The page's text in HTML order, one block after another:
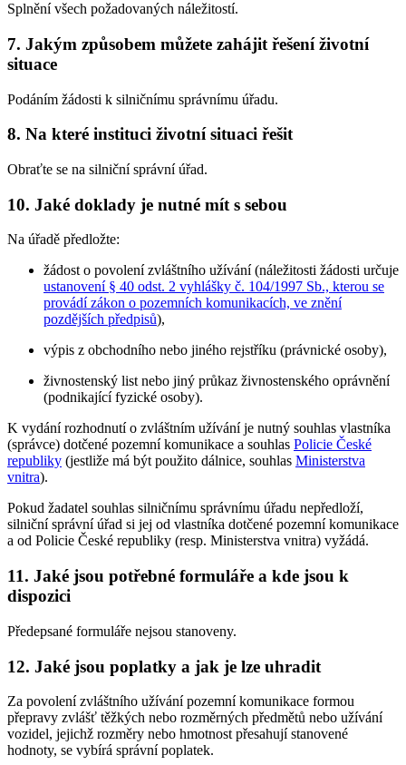
Splnění všech požadovaných náležitostí.
7. Jakým způsobem můžete zahájit řešení životní
situace
Podáním žádosti k silničnímu správnímu úřadu.
8. Na které instituci životní situaci řešit
Obraťte se na silniční správní úřad.
10. Jaké doklady je nutné mít s sebou
Na úřadě předložte:
žádost o povolení zvláštního užívání (náležitosti žádosti určuje
ustanovení § 40 odst. 2 vyhlášky č. 104/1997 Sb., kterou se
provádí zákon o pozemních komunikacích, ve znění
pozdějších předpisů),
výpis z obchodního nebo jiného rejstříku (právnické osoby),
živnostenský list nebo jiný průkaz živnostenského oprávnění
(podnikající fyzické osoby).
K vydání rozhodnutí o zvláštním užívání je nutný souhlas vlastníka
(správce) dotčené pozemní komunikace a souhlas Policie České
republiky (jestliže má být použito dálnice, souhlas Ministerstva
vnitra).
Pokud žadatel souhlas silničnímu správnímu úřadu nepředloží,
silniční správní úřad si jej od vlastníka dotčené pozemní komunikace
a od Policie České republiky (resp. Ministerstva vnitra) vyžádá.
11. Jaké jsou potřebné formuláře a kde jsou k
dispozici
Předepsané formuláře nejsou stanoveny.
12. Jaké jsou poplatky a jak je lze uhradit
Za povolení zvláštního užívání pozemní komunikace formou
přepravy zvlášť těžkých nebo rozměrných předmětů nebo užívání
vozidel, jejichž rozměry nebo hmotnost přesahují stanovené
hodnoty, se vybírá správní poplatek.